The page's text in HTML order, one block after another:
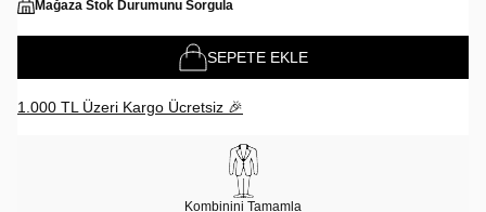
Mağaza Stok Durumunu Sorgula
SEPETE EKLE
1.000 TL Üzeri Kargo Ücretsiz 🎉
Kombinini Tamamla